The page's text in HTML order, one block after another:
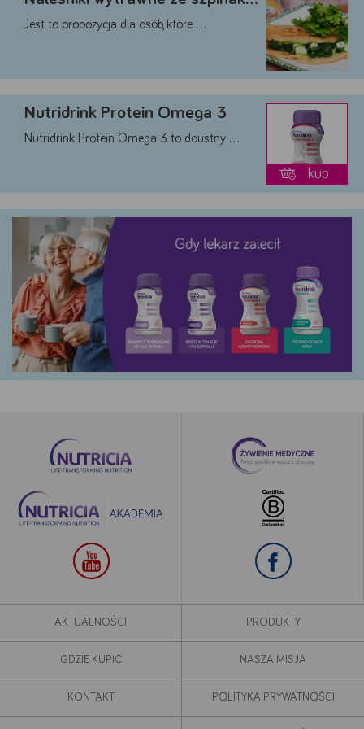
Jest to propozycja dla osób, które …
Nutridrink Protein Omega 3
Nutridrink Protein Omega 3 to doustny …
kup
AKTUALNOŚCI PRODUKTY
GDZIE KUPIĆ NASZA MISJA
KONTAKT POLITYKA PRYWATNOŚCI
Akceptuję
wszystkie
Zapisuję moje
wybory
Odrzucam wszystkie
dobrowolne